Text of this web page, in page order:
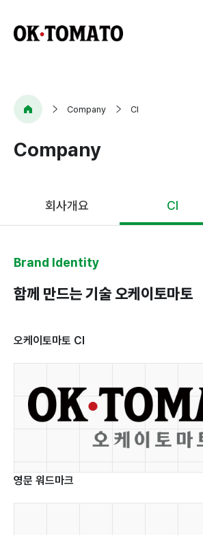
Company
회사개요
연혁
Research
적용연구
아키텍처
사용자
설계
품질
및
Solution
Digital
Company CI
Company
회사개요 CI
Brand Identity
함께 만드는 기술 오케이토마토
오케이토마토 CI
영문 워드마크